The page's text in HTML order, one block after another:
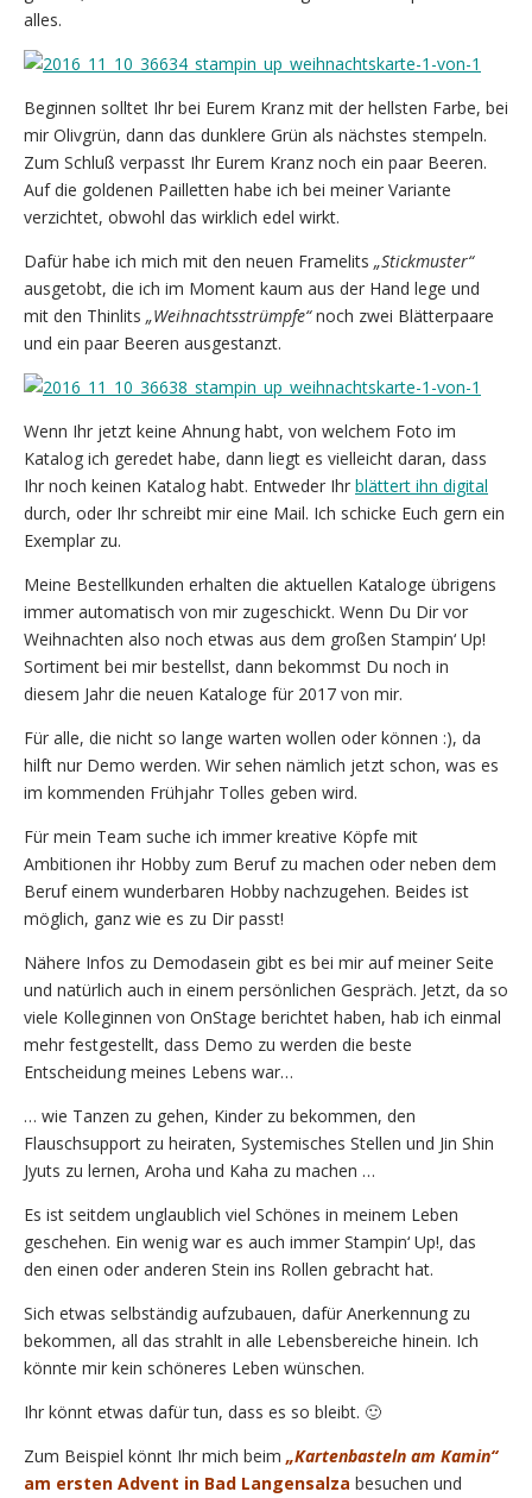
alles.
Beginnen solltet Ihr bei Eurem Kranz mit der hellsten Farbe, bei
mir Olivgrün, dann das dunklere Grün als nächstes stempeln.
Zum Schluß verpasst Ihr Eurem Kranz noch ein paar Beeren.
Auf die goldenen Pailletten habe ich bei meiner Variante
verzichtet, obwohl das wirklich edel wirkt.
Dafür habe ich mich mit den neuen Framelits „Stickmuster“
ausgetobt, die ich im Moment kaum aus der Hand lege und
mit den Thinlits „Weihnachtsstrümpfe“noch zwei Blätterpaare
und ein paar Beeren ausgestanzt.
Wenn Ihr jetzt keine Ahnung habt, von welchem Foto im
Katalog ich geredet habe, dann liegt es vielleicht daran, dass
Ihr noch keinen Katalog habt. Entweder Ihr blättert ihn digital
durch, oder Ihr schreibt mir eine Mail. Ich schicke Euch gern ein
Exemplar zu.
Meine Bestellkunden erhalten die aktuellen Kataloge übrigens
immer automatisch von mir zugeschickt. Wenn Du Dir vor
Weihnachten also noch etwas aus dem großen Stampin‘ Up!
Sortiment bei mir bestellst, dann bekommst Du noch in
diesem Jahr die neuen Kataloge für 2017 von mir.
Für alle, die nicht so lange warten wollen oder können :), da
hilft nur Demo werden. Wir sehen nämlich jetzt schon, was es
im kommenden Frühjahr Tolles geben wird.
Für mein Team suche ich immer kreative Köpfe mit
Ambitionen ihr Hobby zum Beruf zu machen oder neben dem
Beruf einem wunderbaren Hobby nachzugehen. Beides ist
möglich, ganz wie es zu Dir passt!
Nähere Infos zu Demodasein gibt es bei mir auf meiner Seite
und natürlich auch in einem persönlichen Gespräch. Jetzt, da so
viele Kolleginnen von OnStage berichtet haben, hab ich einmal
mehr festgestellt, dass Demo zu werden die beste
Entscheidung meines Lebens war…
… wie Tanzen zu gehen, Kinder zu bekommen, den
Flauschsupport zu heiraten, Systemisches Stellen und Jin Shin
Jyuts zu lernen, Aroha und Kaha zu machen …
Es ist seitdem unglaublich viel Schönes in meinem Leben
geschehen. Ein wenig war es auch immer Stampin‘ Up!, das
den einen oder anderen Stein ins Rollen gebracht hat.
Sich etwas selbständig aufzubauen, dafür Anerkennung zu
bekommen, all das strahlt in alle Lebensbereiche hinein. Ich
könnte mir kein schöneres Leben wünschen.
Ihr könnt etwas dafür tun, dass es so bleibt. 🙂
Zum Beispiel könnt Ihr mich beim „Kartenbasteln am Kamin“
am ersten Advent in Bad Langensalza besuchen und